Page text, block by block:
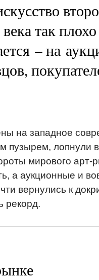
так плохо
– на
западное
пузырем, лопнули
мирового арт-
а аукционные и
вернулись к
рекорд.